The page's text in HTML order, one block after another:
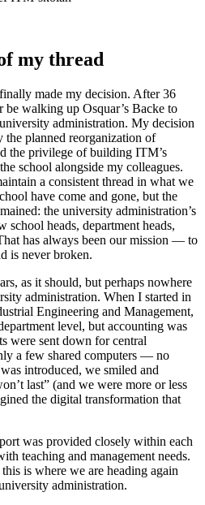
my thread
made my decision. After 36
walking up Osquar’s Backe to
administration. My decision
the planned reorganization of
the privilege of building ITM’s
school alongside my colleagues.
a consistent thread in what we
have come and gone, but the
the university administration’s
school heads, department heads,
has always been our mission — to
is never broken.
as it should, but perhaps nowhere
administration. When I started in
Engineering and Management,
level, but accounting was
were sent down for central
a few shared computers — no
introduced, we smiled and
last” (and we were more or less
the digital transformation that
was provided closely within each
teaching and management needs.
is where we are heading again
administration.